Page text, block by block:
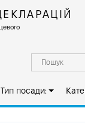
Тип посади: